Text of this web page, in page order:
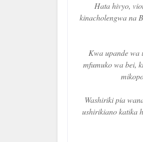
Hata hivyo,
kinacholengwa na
Kwa upande wa
mfumuko wa bei,
Washiriki pia
ushirikiano katika